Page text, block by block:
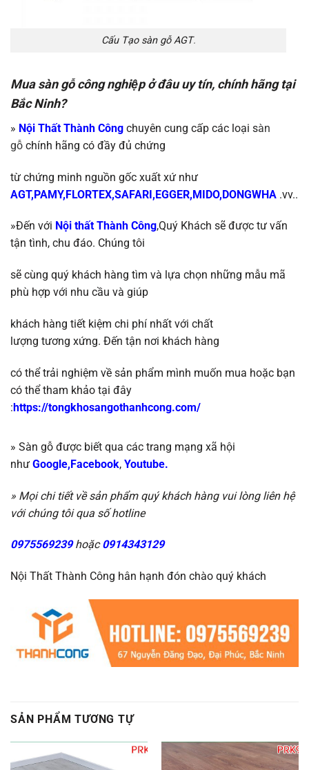
Cấu Tạo sàn gỗ AGT.
Mua sàn gỗ công nghiệp ở đâu uy tín, chính hãng tại
Bắc Ninh?
» Nội Thất Thành Công chuyên cung cấp các loại sàn
gỗ chính hãng có đầy đủ chứng
từ chứng minh nguồn gốc xuất xứ như
AGT,PAMY,FLORTEX,SAFARI,EGGER,MIDO,DONGWHA .vv..
»Đến với Nội thất Thành Công,Quý Khách sẽ được tư vấn
tận tình, chu đáo. Chúng tôi
sẽ cùng quý khách hàng tìm và lựa chọn những mẫu mã
phù hợp với nhu cầu và giúp
khách hàng tiết kiệm chi phí nhất với chất
lượng tương xứng. Đến tận nơi khách hàng
có thể trải nghiệm về sản phẩm mình muốn mua hoặc bạn
có thể tham khảo tại đây
:https://tongkhosangothanhcong.com/
» Sàn gỗ được biết qua các trang mạng xã hội
như Google,Facebook, Youtube.
» Mọi chi tiết về sản phẩm quý khách hàng vui lòng liên hệ
với chúng tôi qua số hotline
0975569239hoặc0914343129
Nội Thất Thành Công hân hạnh đón chào quý khách
SẢN PHẨM TƯƠNG TỰ